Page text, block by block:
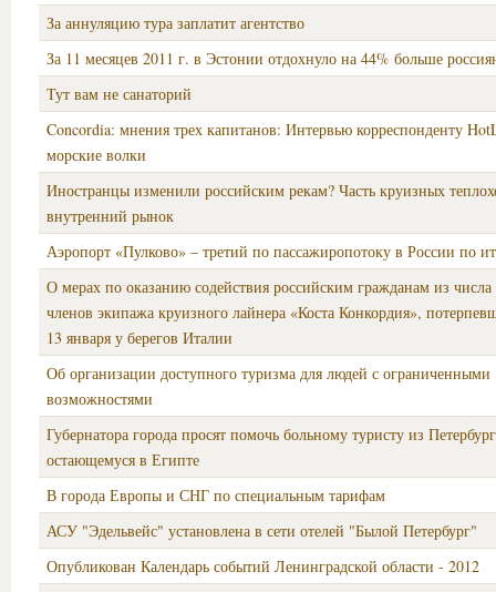
За аннуляцию тура заплатит агентство
За 11 месяцев 2011 г. в Эстонии отдохнуло на 44% больше
Тут вам не санаторий
Concordia: мнения трех капитанов: Интервью корреспонденту
морские волки
Иностранцы изменили российским рекам? Часть круизных
внутренний рынок
Аэропорт «Пулково» – третий по пассажиропотоку в России по
О мерах по оказанию содействия российским гражданам из
членов экипажа круизного лайнера «Коста Конкордия»,
13 января у берегов Италии
Об организации доступного туризма для людей с ограниченными
возможностями
Губернатора города просят помочь больному туристу из
остающемуся в Египте
В города Европы и СНГ по специальным тарифам
АСУ "Эдельвейс" установлена в сети отелей "Былой Петербург"
Опубликован Календарь событий Ленинградской области - 2012